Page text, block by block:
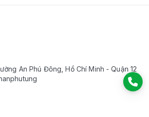
An Phú Đông, Hồ Chí Minh - Quận 12